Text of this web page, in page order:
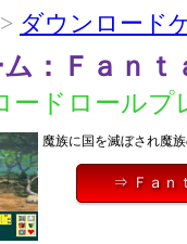
> ダウンロード
：Ｆａｎｔ
ードロールプ
魔族に国を滅ぼされ魔
⇒ Ｆａｎ